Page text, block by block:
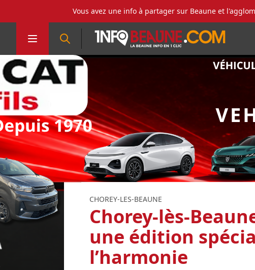
Vous avez une info à partager sur Beaune et
CHOREY-LES-BEAUNE
Chorey-lès-
une édition
l’harmonie